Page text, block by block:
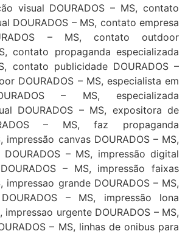
visual DOURADOS – MS, contato
DOURADOS – MS, contato empresa
– MS, contato outdoor
contato propaganda especializada
contato publicidade DOURADOS –
DOURADOS – MS, especialista em
– MS, especializada
DOURADOS – MS, expositora de
– MS, faz propaganda
impressão canvas DOURADOS – MS,
– MS, impressão digital
– MS, impressão faixas
impressao grande DOURADOS – MS,
– MS, impressão lona
impressao urgente DOURADOS – MS,
– MS, linhas de onibus para